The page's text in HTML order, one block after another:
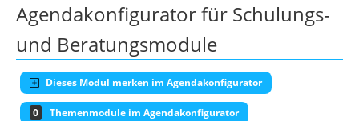
Agendakonfigurator für Schulungs-
und Beratungsmodule
Dieses Modul merken im Agendakonfigurator
0 Themenmodule im Agendakonfigurator